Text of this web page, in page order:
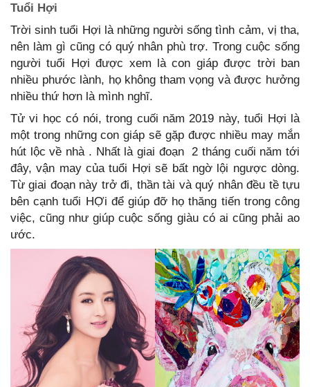
Tuổi Hợi
Trời sinh tuổi Hợi là những người sống tình cảm, vị tha,
nên làm gì cũng có quý nhân phù trợ. Trong cuộc sống
người tuổi Hợi được xem là con giáp được trời ban
nhiều phước lành, họ không tham vọng và được hưởng
nhiều thứ hơn là mình nghĩ.
Tử vi học có nói, trong cuối năm 2019 này, tuổi Hợi là
một trong những con giáp sẽ gặp được nhiều may mắn
hút lộc về nhà . Nhất là giai đoạn 2 tháng cuối năm tới
đây, vận may của tuổi Hợi sẽ bất ngờ lội ngược dòng.
Từ giai đoạn này trở đi, thần tài và quý nhân đều tề tựu
bên cạnh tuổi HỢi để giúp đỡ họ thăng tiến trong công
việc, cũng như giúp cuộc sống giàu có ai cũng phải ao
ước.